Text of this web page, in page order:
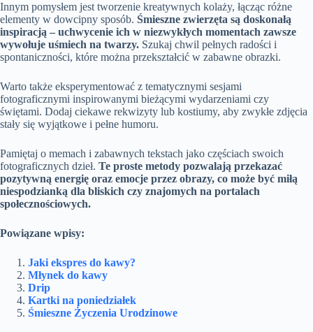
Innym pomysłem jest tworzenie kreatywnych kolaży, łącząc różne
elementy w dowcipny sposób. Śmieszne zwierzęta są doskonałą
inspiracją – uchwycenie ich w niezwykłych momentach zawsze
wywołuje uśmiech na twarzy. Szukaj chwil pełnych radości i
spontaniczności, które można przekształcić w zabawne obrazki.
Warto także eksperymentować z tematycznymi sesjami
fotograficznymi inspirowanymi bieżącymi wydarzeniami czy
świętami. Dodaj ciekawe rekwizyty lub kostiumy, aby zwykłe zdjęcia
stały się wyjątkowe i pełne humoru.
Pamiętaj o memach i zabawnych tekstach jako częściach swoich
fotograficznych dzieł. Te proste metody pozwalają przekazać
pozytywną energię oraz emocje przez obrazy, co może być miłą
niespodzianką dla bliskich czy znajomych na portalach
społecznościowych.
Powiązane wpisy:
Jaki ekspres do kawy?
Młynek do kawy
Drip
Kartki na poniedziałek
Śmieszne Życzenia Urodzinowe